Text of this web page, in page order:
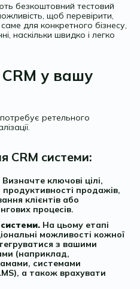
безкоштовний тестовий
щоб перевірити,
для конкретного бізнесу,
наскільки швидко і легко
у вашу
ретельного
CRM системи:
Визначте ключові цілі,
продажів,
клієнтів або
процесів.
системи. На цьому етапі
можливості кожної
з вашими
(наприклад,
системами
а також врахувати